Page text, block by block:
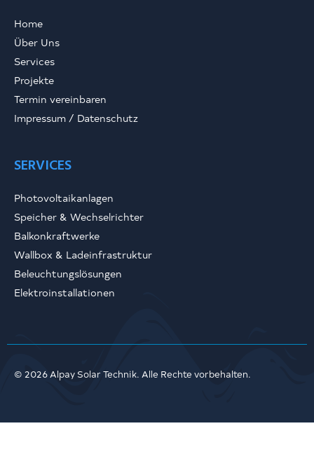
Home
Über Uns
Services
Projekte
Termin vereinbaren
Impressum / Datenschutz
SERVICES
Photovoltaikanlagen
Speicher & Wechselrichter
Balkonkraftwerke
Wallbox & Ladeinfrastruktur
Beleuchtungslösungen
Elektroinstallationen
© 2026 Alpay Solar Technik. Alle Rechte vorbehalten.